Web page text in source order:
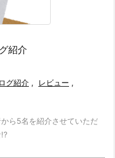
紹介
グ紹介 , レビュー ,
ら5名を紹介させていただ